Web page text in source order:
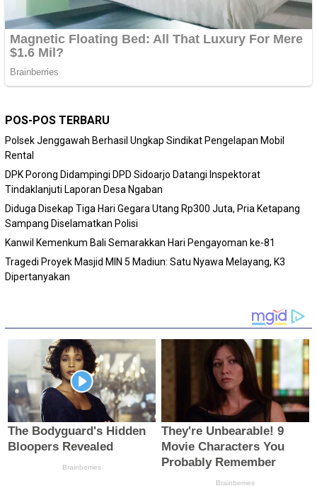
POS-POS TERBARU
Polsek Jenggawah Berhasil Ungkap Sindikat Pengelapan Mobil
Rental
DPK Porong Didampingi DPD Sidoarjo Datangi Inspektorat
Tindaklanjuti Laporan Desa Ngaban
Diduga Disekap Tiga Hari Gegara Utang Rp300 Juta, Pria Ketapang
Sampang Diselamatkan Polisi
Kanwil Kemenkum Bali Semarakkan Hari Pengayoman ke-81
Tragedi Proyek Masjid MIN 5 Madiun: Satu Nyawa Melayang, K3
Dipertanyakan